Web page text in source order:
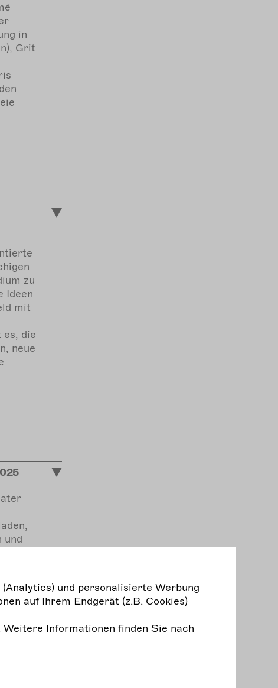
in
), Grit
zu
Ideen
mit
es, die
neue
und
-
und personalisierte Werbung
auf Ihrem Endgerät (z.B. Cookies)
Informationen finden Sie nach